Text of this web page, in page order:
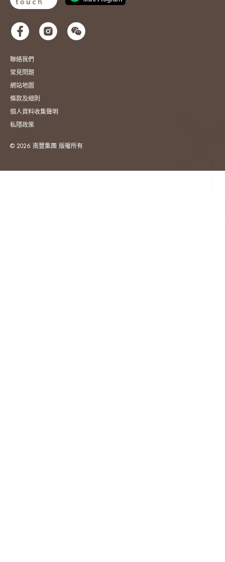
聯絡我們
常見問題
網站地圖
條款及細則
個人資料收集聲明
私隱政策
© 2026 南豐集團 版權所有